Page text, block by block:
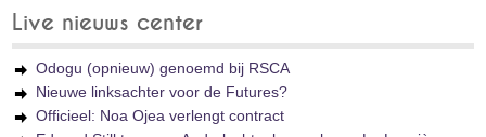
Live nieuws center
Odogu (opnieuw) genoemd bij RSCA
Nieuwe linksachter voor de Futures?
Officieel: Noa Ojea verlengt contract